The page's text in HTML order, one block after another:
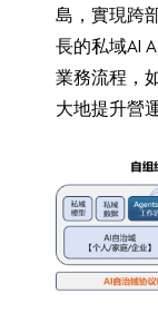
島，實現跨
長的私域AI
業務流程，
大地提升營